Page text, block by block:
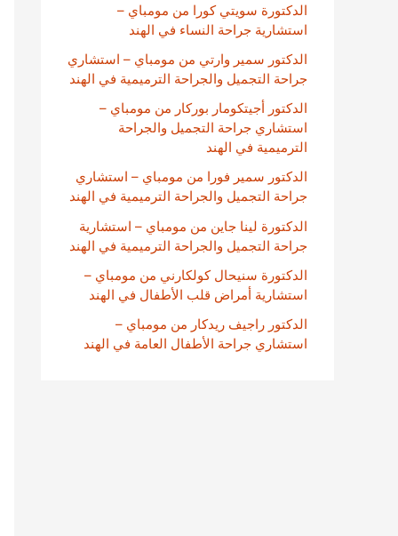
الدكتورة سويتي كورا من مومباي –
استشارية جراحة النساء في الهند
الدكتور سمير وارتي من مومباي – استشاري
جراحة التجميل والجراحة الترميمية في الهند
الدكتور أجيتكومار بوركار من مومباي –
استشاري جراحة التجميل والجراحة
الترميمية في الهند
الدكتور سمير فورا من مومباي – استشاري
جراحة التجميل والجراحة الترميمية في الهند
الدكتورة لينا جاين من مومباي – استشارية
جراحة التجميل والجراحة الترميمية في الهند
الدكتورة سنيحال كولكارني من مومباي –
استشارية أمراض قلب الأطفال في الهند
الدكتور راجيف ريدكار من مومباي –
استشاري جراحة الأطفال العامة في الهند